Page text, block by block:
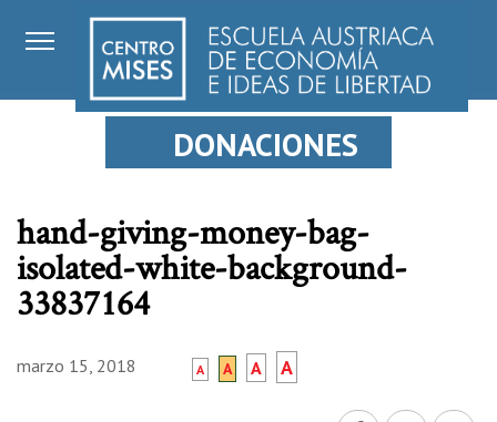
DONACIONES
hand-giving-money-bag-
isolated-white-background-
33837164
marzo 15, 2018 A A A A